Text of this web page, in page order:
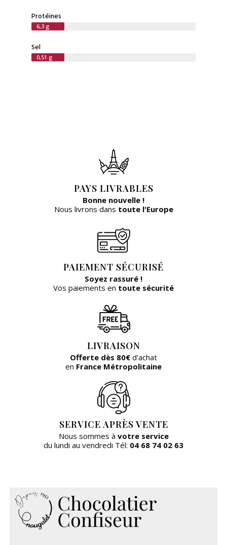
Protéines
6,3 g
Sel
0,51 g
PAYS LIVRABLES
Bonne nouvelle !
Nous livrons dans toute l'Europe
PAIEMENT SÉCURISÉ
Soyez rassuré !
Vos paiements en toute sécurité
LIVRAISON
Offerte dès 80€ d'achat
en France Métropolitaine
SERVICE APRÈS VENTE
Nous sommes à votre service
du lundi au vendredi Tél: 04 68 74 02 63